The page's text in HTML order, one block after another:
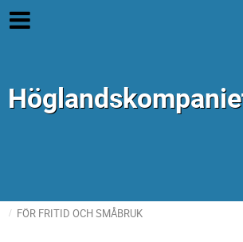
FÖR FRITID OCH SMÅBRUK